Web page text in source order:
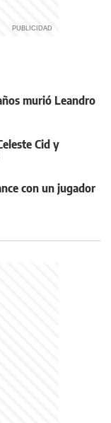
murió Leandro
Cid y
con un jugador